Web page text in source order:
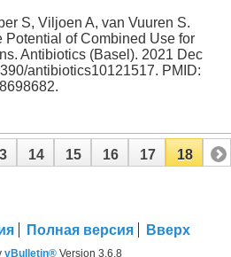
S, Viljoen A, van Vuuren S.
Potential of Combined Use for
Antibiotics (Basel). 2021 Dec
antibiotics10121517. PMID:
14 15 16 17 18
Полная версия Вверх
vBulletin®Version 3.6.8